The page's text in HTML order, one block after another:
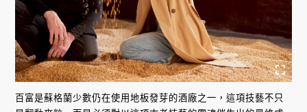
百富是蘇格蘭少數仍在使用地板發芽的酒廠之一，這項技藝不只